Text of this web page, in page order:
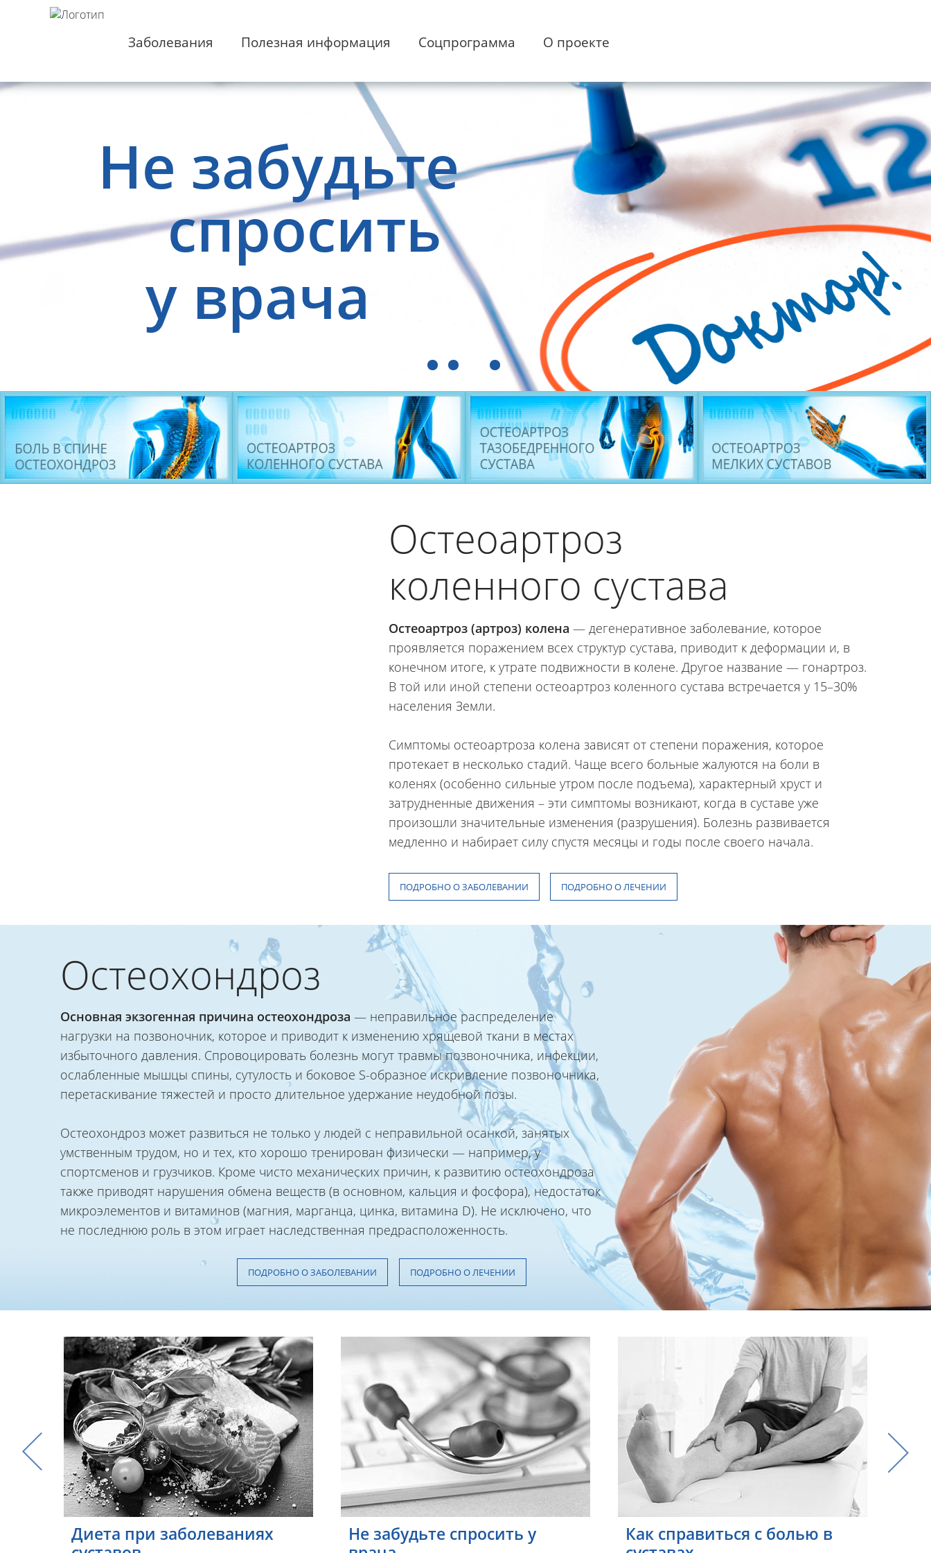
Заболевания Полезная информация Соцпрограмма О проекте
Не забудьте
спросить
у врача
Остеоартроз
коленного сустава
Остеоартроз (артроз) колена — дегенеративное заболевание, которое
проявляется поражением всех структур сустава, приводит к деформации и, в
конечном итоге, к утрате подвижности в колене. Другое название — гонартроз.
В той или иной степени остеоартроз коленного сустава встречается у 15–30%
населения Земли.
Симптомы остеоартроза колена зависят от степени поражения, которое
протекает в несколько стадий. Чаще всего больные жалуются на боли в
коленях (особенно сильные утром после подъема), характерный хруст и
затрудненные движения – эти симптомы возникают, когда в суставе уже
произошли значительные изменения (разрушения). Болезнь развивается
медленно и набирает силу спустя месяцы и годы после своего начала.
ПОДРОБНО О ЗАБОЛЕВАНИИ ПОДРОБНО О ЛЕЧЕНИИ
Остеохондроз
Основная экзогенная причина остеохондроза — неправильное распределение
нагрузки на позвоночник, которое и приводит к изменению хрящевой ткани в местах
избыточного давления. Спровоцировать болезнь могут травмы позвоночника, инфекции,
ослабленные мышцы спины, сутулость и боковое S-образное искривление позвоночника,
перетаскивание тяжестей и просто длительное удержание неудобной позы.
Остеохондроз может развиться не только у людей с неправильной осанкой, занятых
умственным трудом, но и тех, кто хорошо тренирован физически — например, у
спортсменов и грузчиков. Кроме чисто механических причин, к развитию остеохондроза
также приводят нарушения обмена веществ (в основном, кальция и фосфора), недостаток
микроэлементов и витаминов (магния, марганца, цинка, витамина D). Не исключено, что
не последнюю роль в этом играет наследственная предрасположенность.
ПОДРОБНО О ЗАБОЛЕВАНИИ ПОДРОБНО О ЛЕЧЕНИИ
Диета при заболеваниях
Не забудьте спросить у
Как справиться с болью в